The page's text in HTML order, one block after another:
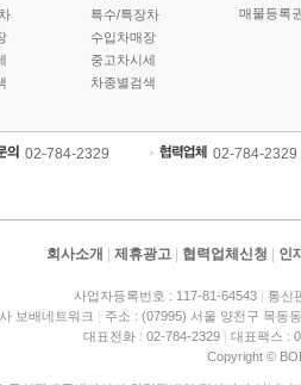
특수/특장차
수입차매장
중고차시세
차종별검색
매물등록
02-784-2329 02-784-2329
회사소개 제휴광고 협력업체신청 인
사업자등록번호 : 117-81-64543 | 통신
보배네트워크 | 주소 : (07995) 서울 양천구 목동
대표전화 : 02-784-2329 | 대표팩스 :
Copyright ©